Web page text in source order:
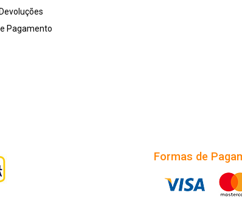
Pagamento
Formas de